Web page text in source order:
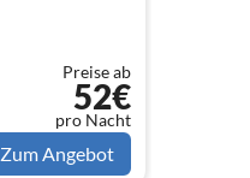
Preise ab
52€
pro Nacht
Zum Angebot